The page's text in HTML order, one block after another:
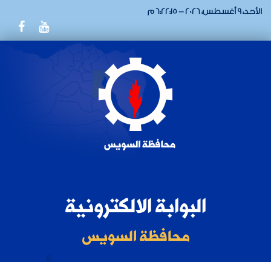
الأحد، 9 أغسطس، 2026 - 6:22:15 م
البوابة الالكترونية
محافظة السويس